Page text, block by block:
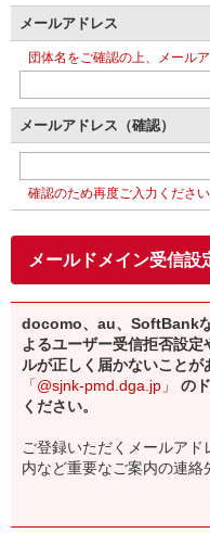
メールアドレス
団体名をご確認の上、メール
メールアドレス（確認）
確認のため再度ご入力ください
メールドメイン受信設
docomo、au、SoftBank
よるユーザー受信拒否設
ルが正しく届かないことが
「@sjnk-pmd.dga.jp」 の
ください。
ご登録いただくメールア
内など重要なご案内の連絡